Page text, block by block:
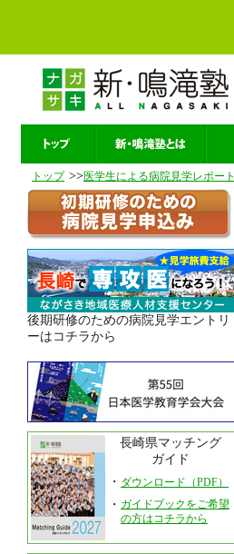
トップ >>医学生による病院見学レポート
後期研修のための病院見学エントリ
ーはコチラから
長崎県マッチング
ガイド
・ ダウンロード（PDF）
・ ガイドブックをご希望
の方はコチラから